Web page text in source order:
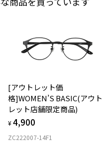
[アウトレット価
格]WOMEN’S BASIC(アウト
レット店舗限定商品)
¥4,900
ZC222007-14F1